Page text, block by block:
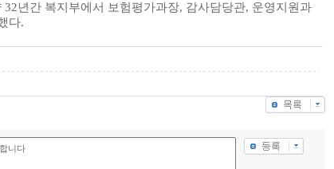
32년간 복지부에서 보험평가과장, 감사담당관, 운영지원과
다.